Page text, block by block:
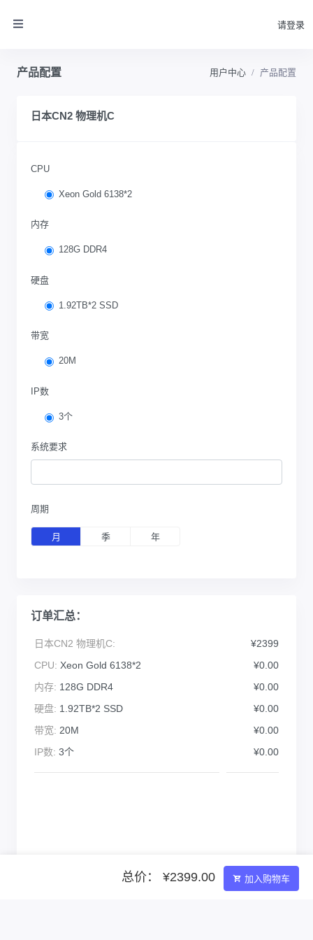
请登录
产品配置 用户中心 产品配置
日本CN2 物理机C
CPU
Xeon Gold 6138*2
内存
128G DDR4
硬盘
1.92TB*2 SSD
带宽
20M
IP数
3个
系统要求
周期
月 季 年
订单汇总：
日本CN2 物理机C:
¥2399
CPU: Xeon Gold 6138*2
¥0.00
内存: 128G DDR4
¥0.00
硬盘: 1.92TB*2 SSD
¥0.00
带宽: 20M
¥0.00
IP数: 3个 ¥0.00
总价： ¥2399.00 加入购物车